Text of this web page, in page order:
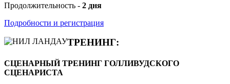
Продолжительность - 2 дня
Подробности и регистрация
ТРЕНИНГ:
СЦЕНАРНЫЙ ТРЕНИНГ ГОЛЛИВУДСКОГО
СЦЕНАРИСТА